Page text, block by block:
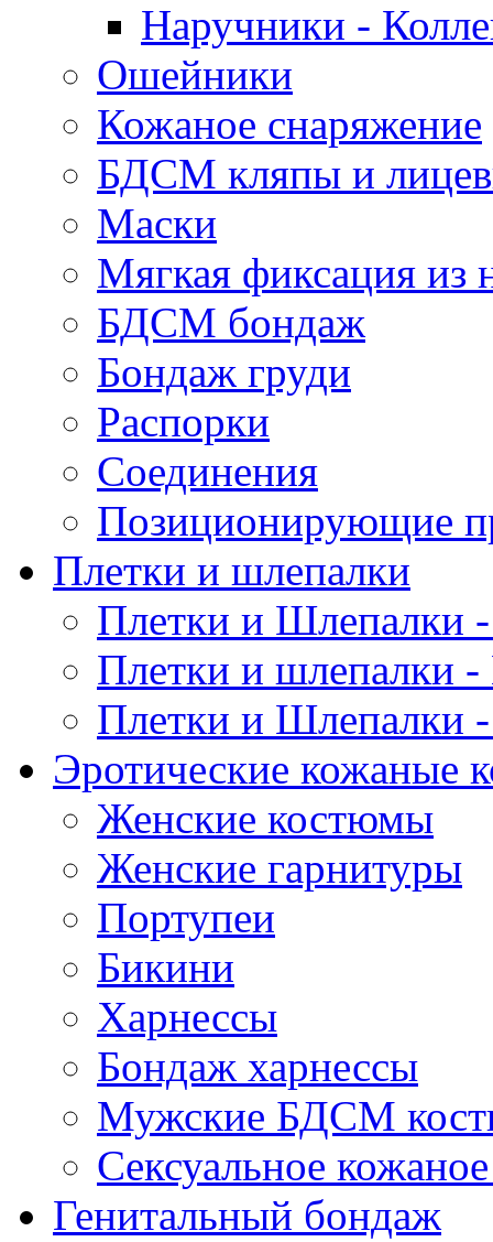
Наручники -
Ошейники
Кожаное снаряжение
БДСМ кляпы и
Маски
Мягкая фиксация из
БДСМ бондаж
Бондаж груди
Распорки
Соединения
Позиционирующие
Плетки и шлепалки
Плетки и Шлепалки
Плетки и шлепалки
Плетки и Шлепалки
Эротические кожаные
Женские костюмы
Женские гарнитуры
Портупеи
Бикини
Харнессы
Бондаж харнессы
Мужские БДСМ
Сексуальное
Генитальный бондаж